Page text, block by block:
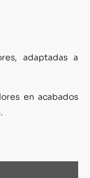
adaptadas a
en acabados